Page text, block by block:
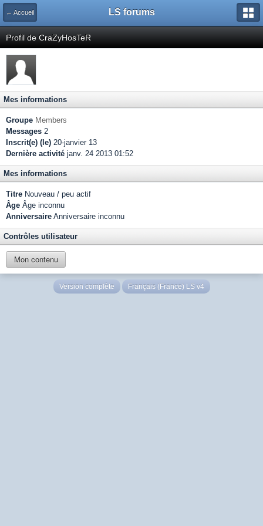
← Accueil LS forums
Profil de CraZyHosTeR
Mes informations
Groupe Members
Messages 2
Inscrit(e) (le) 20-janvier 13
Dernière activité janv. 24 2013 01:52
Mes informations
Titre Nouveau / peu actif
Âge Âge inconnu
Anniversaire Anniversaire inconnu
Contrôles utilisateur
Mon contenu
Version complète Français (France) LS v4